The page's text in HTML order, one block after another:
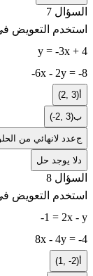
السؤال 7
استخدم التعويض
y = -3x + 4
-6x - 2y = -8
أ(2, 3)
ب(-2, 3)
جعدد لانهائي من
د لا يوجد حل
السؤال 8
استخدم التعويض
-1 = 2x - y
8x - 4y = -4
أ(1, -2)